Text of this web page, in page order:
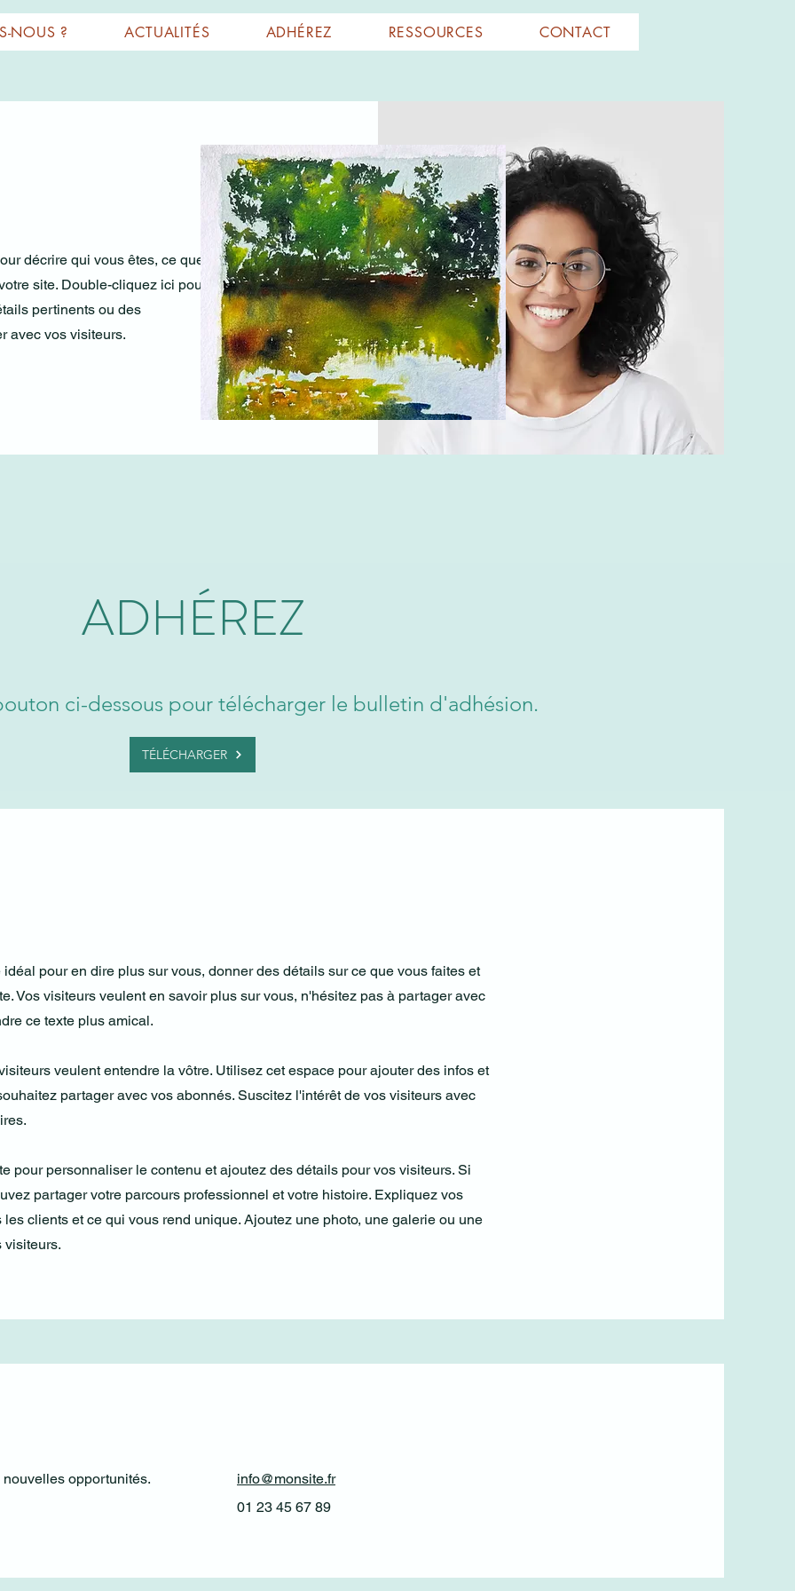
NOUS ? ACTUALITÉS ADHÉREZ RESSOURCES CONTACT
décrire qui vous êtes, ce que
site. Double-cliquez ici pour
pertinents ou des
avec vos visiteurs.
ADHÉREZ
ci-dessous pour télécharger le bulletin d'adhésion.
TÉLÉCHARGER
idéal pour en dire plus sur vous, donner des détails sur ce que vous faites et
Vos visiteurs veulent en savoir plus sur vous, n'hésitez pas à partager avec
ce texte plus amical.
veulent entendre la vôtre. Utilisez cet espace pour ajouter des infos et
partager avec vos abonnés. Suscitez l'intérêt de vos visiteurs avec
pour personnaliser le contenu et ajoutez des détails pour vos visiteurs. Si
partager votre parcours professionnel et votre histoire. Expliquez vos
clients et ce qui vous rend unique. Ajoutez une photo, une galerie ou une
visiteurs.
opportunités.
info@monsite.fr
01 23 45 67 89